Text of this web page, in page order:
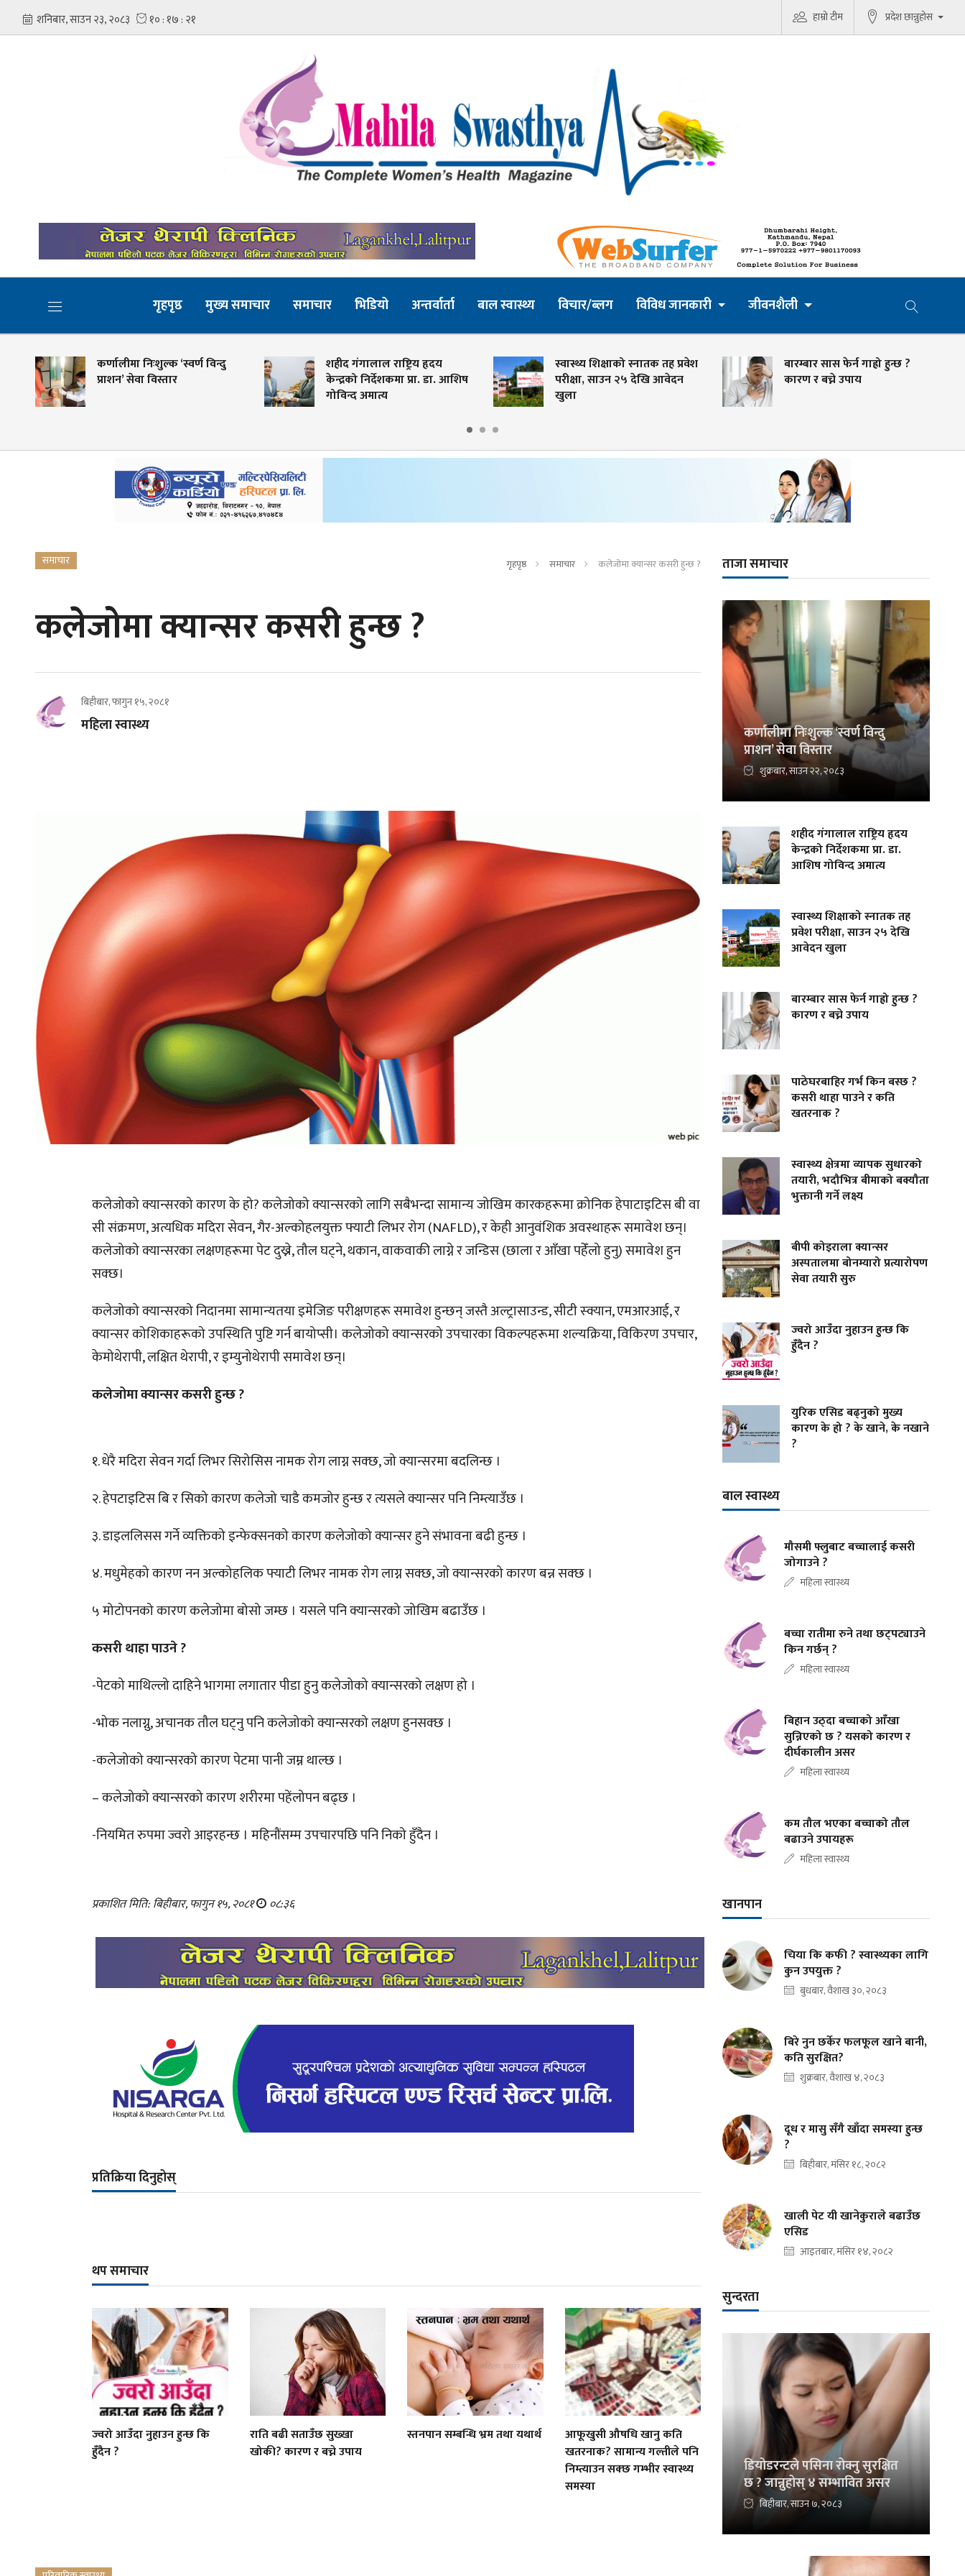
हाम्रो टीम प्रदेश छान्नुहोस
गृहपृष्ठ मुख्य समाचार समाचार भिडियो अन्तर्वार्ता बाल स्वास्थ्य विचार/ब्लग विविध जानकारी जीवनशैली
कर्णालीमा निःशुल्क ‘स्वर्ण विन्दु
प्राशन’ सेवा विस्तार
शहीद गंगालाल राष्ट्रिय हृदय
केन्द्रको निर्देशकमा प्रा. डा. आशिष
गोविन्द अमात्य
स्वास्थ्य शिक्षाको स्नातक तह प्रवेश
परीक्षा, साउन २५ देखि आवेदन
खुला
बारम्बार सास फेर्न गाह्रो हुन्छ ?
कारण र बच्ने उपाय
समाचार गृहपृष्ठ समाचार कलेजोमा क्यान्सर कसरी हुन्छ ?
कलेजोमा क्यान्सर कसरी हुन्छ ?
बिहीबार, फागुन १५, २०८१
महिला स्वास्थ्य
कलेजोको क्यान्सरको कारण के हो? कलेजोको क्यान्सरको लागि सबैभन्दा सामान्य जोखिम कारकहरूमा क्रोनिक हेपाटाइटिस बी वा
सी संक्रमण, अत्यधिक मदिरा सेवन, गैर-अल्कोहलयुक्त फ्याटी लिभर रोग (NAFLD), र केही आनुवंशिक अवस्थाहरू समावेश छन्।
कलेजोको क्यान्सरका लक्षणहरूमा पेट दुख्ने, तौल घट्ने, थकान, वाकवाकी लाग्ने र जन्डिस (छाला र आँखा पहेँलो हुनु) समावेश हुन
सक्छ।
कलेजोको क्यान्सरको निदानमा सामान्यतया इमेजिङ परीक्षणहरू समावेश हुन्छन् जस्तै अल्ट्रासाउन्ड, सीटी स्क्यान, एमआरआई, र
क्यान्सर कोशिकाहरूको उपस्थिति पुष्टि गर्न बायोप्सी। कलेजोको क्यान्सरको उपचारका विकल्पहरूमा शल्यक्रिया, विकिरण उपचार,
केमोथेरापी, लक्षित थेरापी, र इम्युनोथेरापी समावेश छन्।
कलेजोमा क्यान्सर कसरी हुन्छ ?
१. धेरै मदिरा सेवन गर्दा लिभर सिरोसिस नामक रोग लाग्न सक्छ, जो क्यान्सरमा बदलिन्छ ।
२. हेपटाइटिस बि र सिको कारण कलेजो चाडै कमजोर हुन्छ र त्यसले क्यान्सर पनि निम्त्याउँछ ।
३. डाइललिसस गर्ने व्यक्तिको इन्फेक्सनको कारण कलेजोको क्यान्सर हुने संभावना बढी हुन्छ ।
४. मधुमेहको कारण नन अल्कोहलिक फ्याटी लिभर नामक रोग लाग्न सक्छ, जो क्यान्सरको कारण बन्न सक्छ ।
५ मोटोपनको कारण कलेजोमा बोसो जम्छ । यसले पनि क्यान्सरको जोखिम बढाउँछ ।
कसरी थाहा पाउने ?
-पेटको माथिल्लो दाहिने भागमा लगातार पीडा हुनु कलेजोको क्यान्सरको लक्षण हो ।
-भोक नलाग्नु, अचानक तौल घट्नु पनि कलेजोको क्यान्सरको लक्षण हुनसक्छ ।
-कलेजोको क्यान्सरको कारण पेटमा पानी जम्न थाल्छ ।
– कलेजोको क्यान्सरको कारण शरीरमा पहेंलोपन बढ्छ ।
-नियमित रुपमा ज्वरो आइरहन्छ । महिनौंसम्म उपचारपछि पनि निको हुँदैन ।
प्रकाशित मिति: बिहीबार, फागुन १५, २०८१ ०८:३६
प्रतिक्रिया दिनुहोस्
थप समाचार
ज्वरो आउँदा नुहाउन हुन्छ कि
हुँदैन ?
राति बढी सताउँछ सुख्खा
खोकी? कारण र बच्ने उपाय
स्तनपान सम्बन्धि भ्रम तथा यथार्थ
आफूखुसी औषधि खानु कति
खतरनाक? सामान्य गल्तीले पनि
निम्त्याउन सक्छ गम्भीर स्वास्थ्य
समस्या
ताजा समाचार
कर्णालीमा निःशुल्क ‘स्वर्ण विन्दु
प्राशन’ सेवा विस्तार
शुक्रबार, साउन २२, २०८३
शहीद गंगालाल राष्ट्रिय हृदय
केन्द्रको निर्देशकमा प्रा. डा.
आशिष गोविन्द अमात्य
स्वास्थ्य शिक्षाको स्नातक तह
प्रवेश परीक्षा, साउन २५ देखि
आवेदन खुला
बारम्बार सास फेर्न गाह्रो हुन्छ ?
कारण र बच्ने उपाय
पाठेघरबाहिर गर्भ किन बस्छ ?
कसरी थाहा पाउने र कति
खतरनाक ?
स्वास्थ्य क्षेत्रमा व्यापक सुधारको
तयारी, भदौभित्र बीमाको बक्यौता
भुक्तानी गर्ने लक्ष्य
बीपी कोइराला क्यान्सर
अस्पतालमा बोनम्यारो प्रत्यारोपण
सेवा तयारी सुरु
ज्वरो आउँदा नुहाउन हुन्छ कि
हुँदैन ?
युरिक एसिड बढ्नुको मुख्य
कारण के हो ? के खाने, के नखाने
?
बाल स्वास्थ्य
मौसमी फ्लुबाट बच्चालाई कसरी
जोगाउने ?
महिला स्वास्थ्य
बच्चा रातीमा रुने तथा छट्पट्याउने
किन गर्छन् ?
महिला स्वास्थ्य
बिहान उठ्दा बच्चाको आँखा
सुन्निएको छ ? यसको कारण र
दीर्घकालीन असर
महिला स्वास्थ्य
कम तौल भएका बच्चाको तौल
बढाउने उपायहरू
महिला स्वास्थ्य
खानपान
चिया कि कफी ? स्वास्थ्यका लागि
कुन उपयुक्त ?
बुधबार, वैशाख ३०, २०८३
बिरे नुन छर्केर फलफूल खाने बानी,
कति सुरक्षित?
शुक्रबार, वैशाख ४, २०८३
दूध र मासु सँगै खाँदा समस्या हुन्छ
?
बिहीबार, मंसिर १८, २०८२
खाली पेट यी खानेकुराले बढाउँछ
एसिड
आइतबार, मंसिर १४, २०८२
सुन्दरता
डियोडरन्टले पसिना रोक्नु सुरक्षित
छ ? जान्नुहोस् ४ सम्भावित असर
बिहीबार, साउन ७, २०८३